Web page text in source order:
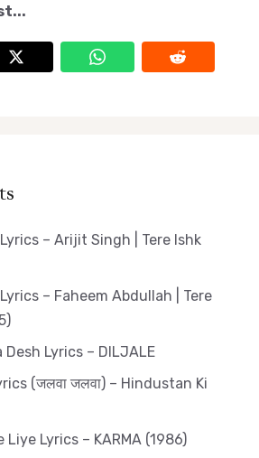
– Arijit Singh | Tere Ishk
– Faheem Abdullah | Tere
Desh Lyrics – DILJALE
(जलवा जलवा) – Hindustan Ki
Liye Lyrics – KARMA (1986)